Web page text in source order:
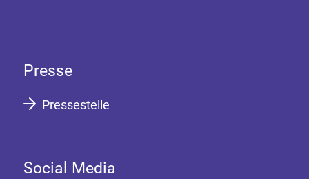
Presse
Pressestelle
Social Media